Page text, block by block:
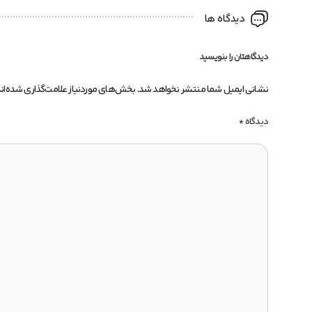
دیدگاه ها
دیدگاهتان را بنویسید
نشانی ایمیل شما منتشر نخواهد شد.بخش‌های موردنیاز علامت‌گذاری
دیدگاه*